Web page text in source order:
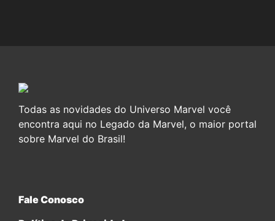
Todas as novidades do Universo Marvel você
encontra aqui no Legado da Marvel, o maior portal
sobre Marvel do Brasil!
Fale Conosco